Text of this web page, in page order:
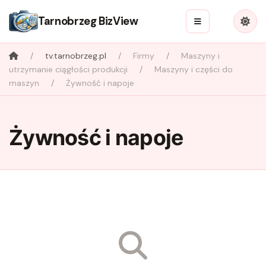
Tarnobrzeg BizView
tv.tarnobrzeg.pl Firmy
Maszyny i
utrzymanie ciągłości produkcji
Maszyny i części do
maszyn
Żywność i napoje
Żywność i napoje